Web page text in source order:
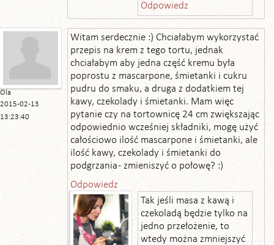
Odpowiedz
Ola
2015-02-13
13:23:40
Witam serdecznie :) Chciałabym wykorzystać
przepis na krem z tego tortu, jednak
chciałabym aby jedna część kremu była
poprostu z mascarpone, śmietanki i cukru
pudru do smaku, a druga z dodatkiem tej
kawy, czekolady i śmietanki. Mam więc
pytanie czy na tortownicę 24 cm zwiększając
odpowiednio wcześniej składniki, mogę użyć
całościowo ilość mascarpone i śmietanki, ale
ilość kawy, czekolady i śmietanki do
podgrzania - zmieniszyć o połowę? :)
Odpowiedz
Tak jeśli masa z kawą i
czekoladą będzie tylko na
jedno przełożenie, to
wtedy można zmniejszyć